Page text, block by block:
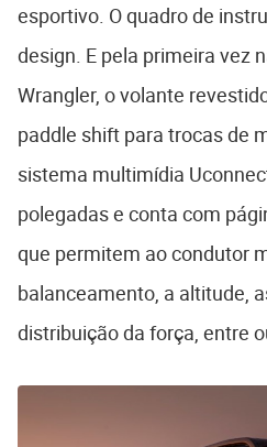
esportivo. O quadro de
design. E pela primeira vez
Wrangler, o volante
paddle shift para trocas de
sistema multimídia
polegadas e conta com
que permitem ao condutor
balanceamento, a altitude,
distribuição da força, entre